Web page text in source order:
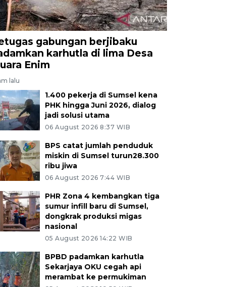
gabungan berjibaku
karhutla di lima Desa
Enim
lalu
1.400 pekerja di Sumsel kena
PHK hingga Juni 2026, dialog
jadi solusi utama
06 August 2026 8:37 WIB
BPS catat jumlah penduduk
miskin di Sumsel turun28.300
ribu jiwa
06 August 2026 7:44 WIB
PHR Zona 4 kembangkan tiga
sumur infill baru di Sumsel,
dongkrak produksi migas
nasional
05 August 2026 14:22 WIB
BPBD padamkan karhutla
Sekarjaya OKU cegah api
merambat ke permukiman